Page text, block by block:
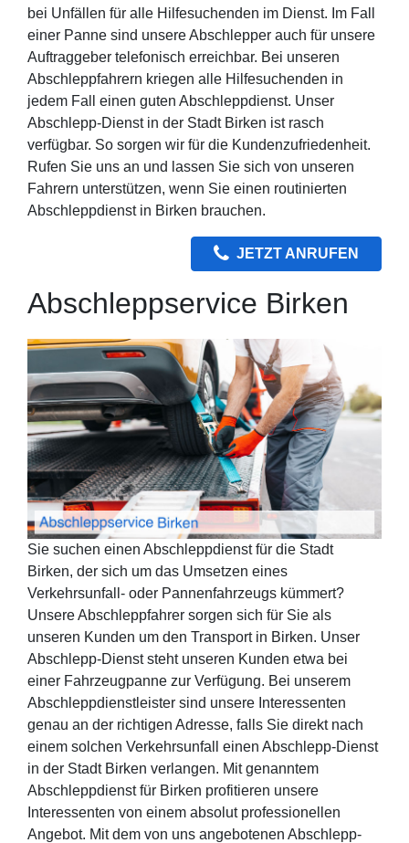
bei Unfällen für alle Hilfesuchenden im Dienst. Im Fall
einer Panne sind unsere Abschlepper auch für unsere
Auftraggeber telefonisch erreichbar. Bei unseren
Abschleppfahrern kriegen alle Hilfesuchenden in
jedem Fall einen guten Abschleppdienst. Unser
Abschlepp-Dienst in der Stadt Birken ist rasch
verfügbar. So sorgen wir für die Kundenzufriedenheit.
Rufen Sie uns an und lassen Sie sich von unseren
Fahrern unterstützen, wenn Sie einen routinierten
Abschleppdienst in Birken brauchen.
JETZT ANRUFEN
Abschleppservice Birken
Sie suchen einen Abschleppdienst für die Stadt
Birken, der sich um das Umsetzen eines
Verkehrsunfall- oder Pannenfahrzeugs kümmert?
Unsere Abschleppfahrer sorgen sich für Sie als
unseren Kunden um den Transport in Birken. Unser
Abschlepp-Dienst steht unseren Kunden etwa bei
einer Fahrzeugpanne zur Verfügung. Bei unserem
Abschleppdienstleister sind unsere Interessenten
genau an der richtigen Adresse, falls Sie direkt nach
einem solchen Verkehrsunfall einen Abschlepp-Dienst
in der Stadt Birken verlangen. Mit genanntem
Abschleppdienst für Birken profitieren unsere
Interessenten von einem absolut professionellen
Angebot. Mit dem von uns angebotenen Abschlepp-